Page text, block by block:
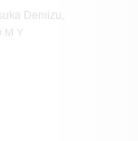
Demizu,
Ｙ